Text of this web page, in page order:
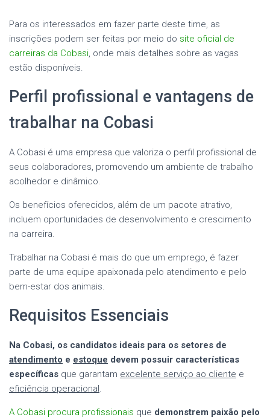
Para os interessados em fazer parte deste time, as
inscrições podem ser feitas por meio do site oficial de
carreiras da Cobasi, onde mais detalhes sobre as vagas
estão disponíveis.
Perfil profissional e vantagens de
trabalhar na Cobasi
A Cobasi é uma empresa que valoriza o perfil profissional de
seus colaboradores, promovendo um ambiente de trabalho
acolhedor e dinâmico.
Os benefícios oferecidos, além de um pacote atrativo,
incluem oportunidades de desenvolvimento e crescimento
na carreira.
Trabalhar na Cobasi é mais do que um emprego, é fazer
parte de uma equipe apaixonada pelo atendimento e pelo
bem-estar dos animais.
Requisitos Essenciais
Na Cobasi, os candidatos ideais para os setores de
atendimento e estoque devem possuir características
específicas que garantam excelente serviço ao cliente e
eficiência operacional.
A Cobasi procura profissionais que demonstrem paixão pelo